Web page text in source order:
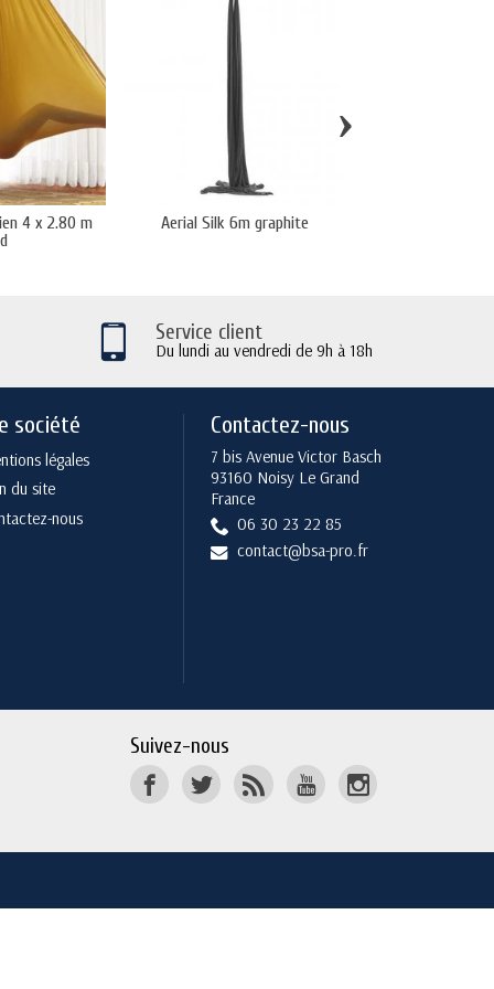
4 x 2.80 m
Aerial Silk 6m graphite
›
Service client
Du lundi au vendredi de 9h à 18h
société
légales
du site
nous
Contactez-nous
7 bis Avenue Victor Basch
93160 Noisy Le Grand
France
06 30 23 22 85
contact@bsa-pro.fr
Suivez-nous